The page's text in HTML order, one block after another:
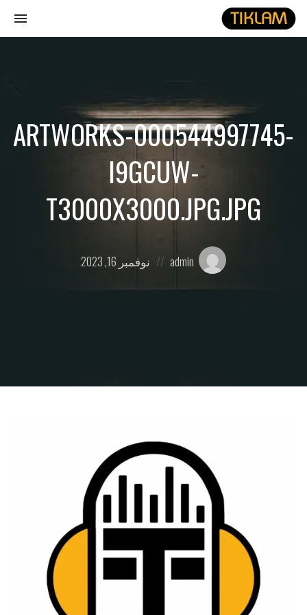
نصل
ARTWORKS-000544997745-
I9GCUW-
T3000X3000.JPG.JPG
Posted
by:
admin
on
نوفمبر 16, 2023